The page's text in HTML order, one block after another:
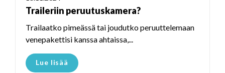
Traileriin peruutuskamera?
Trailaatko pimeässä tai joudutko peruuttelemaan
venepakettisi kanssa ahtaissa,...
Lue lisää